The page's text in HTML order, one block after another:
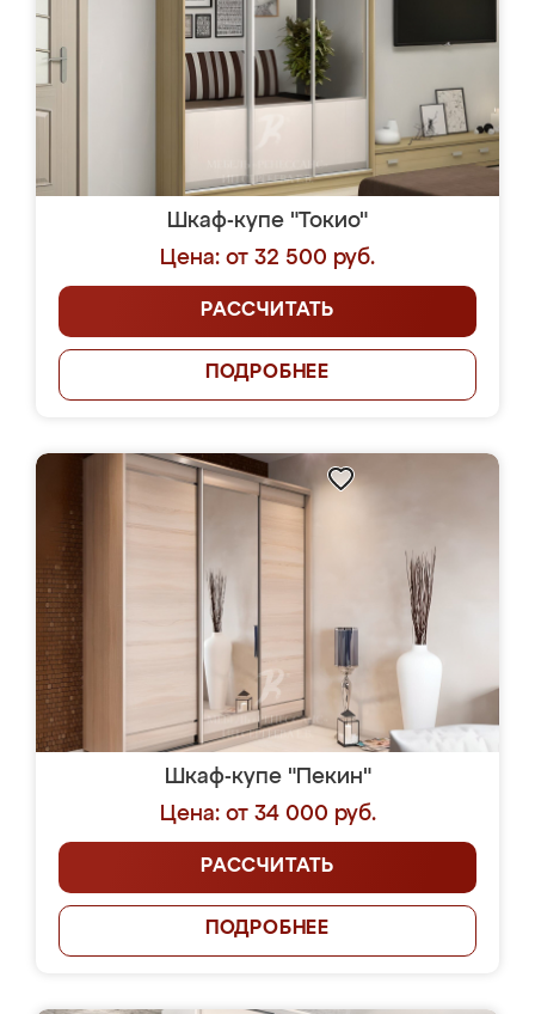
Шкаф-купе "Токио"
Цена: от 32 500 руб.
РАССЧИТАТЬ
ПОДРОБНЕЕ
Шкаф-купе "Пекин"
Цена: от 34 000 руб.
РАССЧИТАТЬ
ПОДРОБНЕЕ